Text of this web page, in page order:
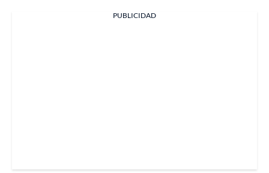
PUBLICIDAD